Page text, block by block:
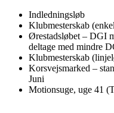
Indledningsløb
Klubmesterskab
Ørestadsløbet – DGI
deltage med mindre
Klubmesterskab
Korsvejsmarked –
Juni
Motionsuge, uge 41